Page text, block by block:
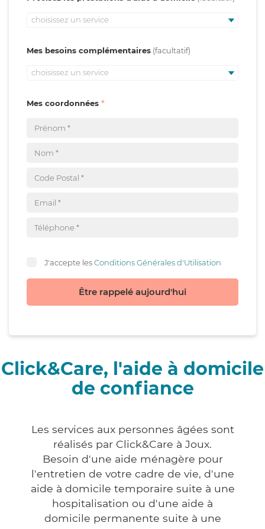
choisissez un service
Mes besoins complémentaires
choisissez un service
Mes coordonnées
J'accepte lesConditions Générales d'Utilisation
Être rappelé aujourd'hui
Click&Care, l'aide à domicile
de confiance
Les services aux personnes âgées sont
réalisés par Click&Care à Joux.
Besoin d'une aide ménagère pour
l'entretien de votre cadre de vie, d'une
aide à domicile temporaire suite à une
hospitalisation ou d'une aide à
domicile permanente suite à une